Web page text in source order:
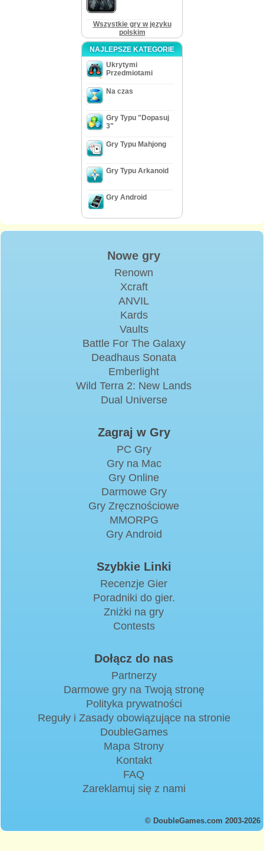
Wszystkie gry w języku
polskim
NAJLEPSZE KATEGORIE
Ukrytymi
Przedmiotami
Na czas
Gry Typu "Dopasuj
3"
Gry Typu Mahjong
Gry Typu Arkanoid
Gry Android
Nowe gry
Renown
Xcraft
ANVIL
Kards
Vaults
Battle For The Galaxy
Deadhaus Sonata
Emberlight
Wild Terra 2: New Lands
Dual Universe
Zagraj w Gry
PC Gry
Gry na Mac
Gry Online
Darmowe Gry
Gry Zręcznościowe
MMORPG
Gry Android
Szybkie Linki
Recenzje Gier
Poradniki do gier.
Zniżki na gry
Contests
Dołącz do nas
Partnerzy
Darmowe gry na Twoją stronę
Polityka prywatności
Reguły i Zasady obowiązujące na stronie
DoubleGames
Mapa Strony
Kontakt
FAQ
Zareklamuj się z nami
© DoubleGames.com 2003-2026